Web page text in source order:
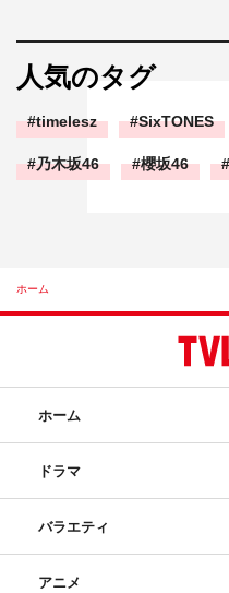
人気のタグ
timelesz SixTONES
乃木坂46 櫻坂46
ホーム
ホーム
ドラマ
バラエティ
アニメ